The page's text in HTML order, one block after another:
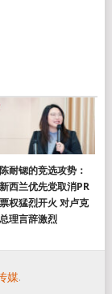
耐锶的竞选攻势：
西兰优先党取消PR
权猛烈开火 对卢克
理言辞激烈
媒.